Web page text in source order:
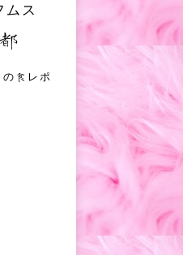
ムス
の食レポ